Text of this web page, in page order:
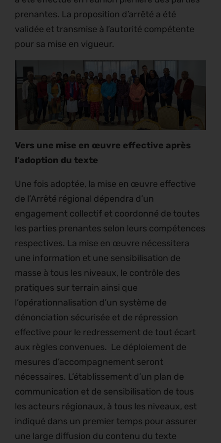
prenantes. La proposition d’arrêté a été
validée et transmise à l’autorité compétente
pour sa mise en vigueur.
Vers une mise en œuvre effective après
l’adoption du texte
Une fois adoptée, la mise en œuvre effective
de l’Arrêté régional dépendra d’un
engagement collectif et coordonné de toutes
les parties prenantes selon leurs compétences
respectives. La mise en œuvre nécessitera
une information et une sensibilisation de
masse à tous les niveaux, le contrôle des
pratiques sur terrain ainsi que
l’opérationnalisation d’un système de
dénonciation sécurisée et de répression
effective pour le redressement de tout écart
aux règles convenues. Le déploiement de
mesures d’accompagnement seront
nécessaires. L’établissement d’un plan de
communication et de sensibilisation de tous
les acteurs régionaux, à tous les niveaux, est
indiqué dans un premier temps pour assurer
une large diffusion du contenu du texte